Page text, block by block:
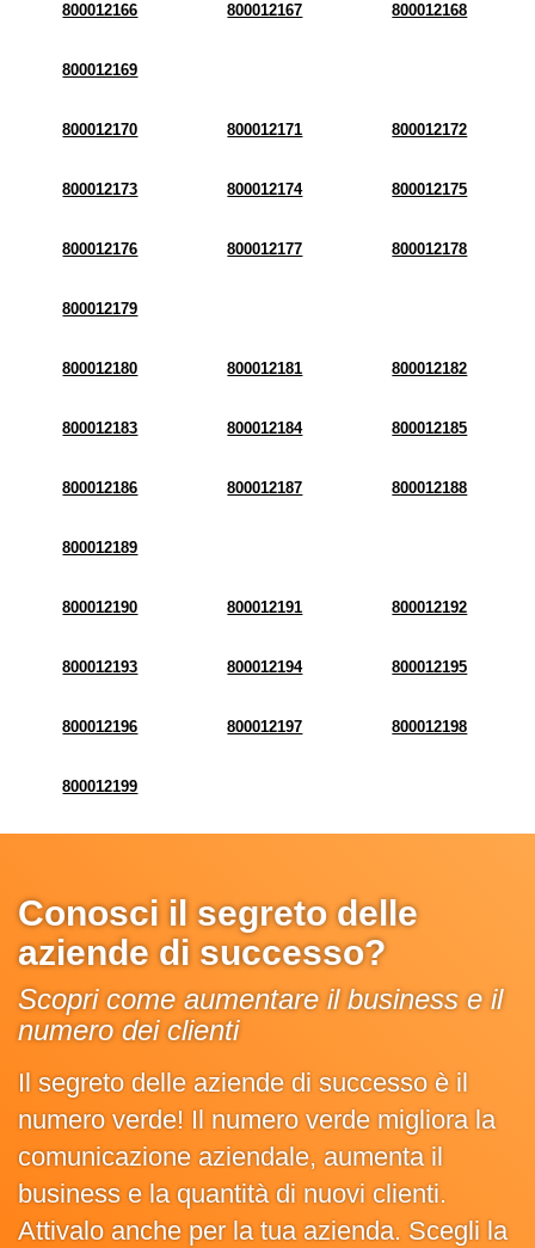
800012166 800012167 800012168
800012169
800012170 800012171 800012172
800012173 800012174 800012175
800012176 800012177 800012178
800012179
800012180 800012181 800012182
800012183 800012184 800012185
800012186 800012187 800012188
800012189
800012190 800012191 800012192
800012193 800012194 800012195
800012196 800012197 800012198
800012199
Conosci il segreto delle
aziende di successo?
Scopri come aumentare il business e il
numero dei clienti
Il segreto delle aziende di successo è il
numero verde! Il numero verde migliora la
comunicazione aziendale, aumenta il
business e la quantità di nuovi clienti.
Attivalo anche per la tua azienda. Scegli la